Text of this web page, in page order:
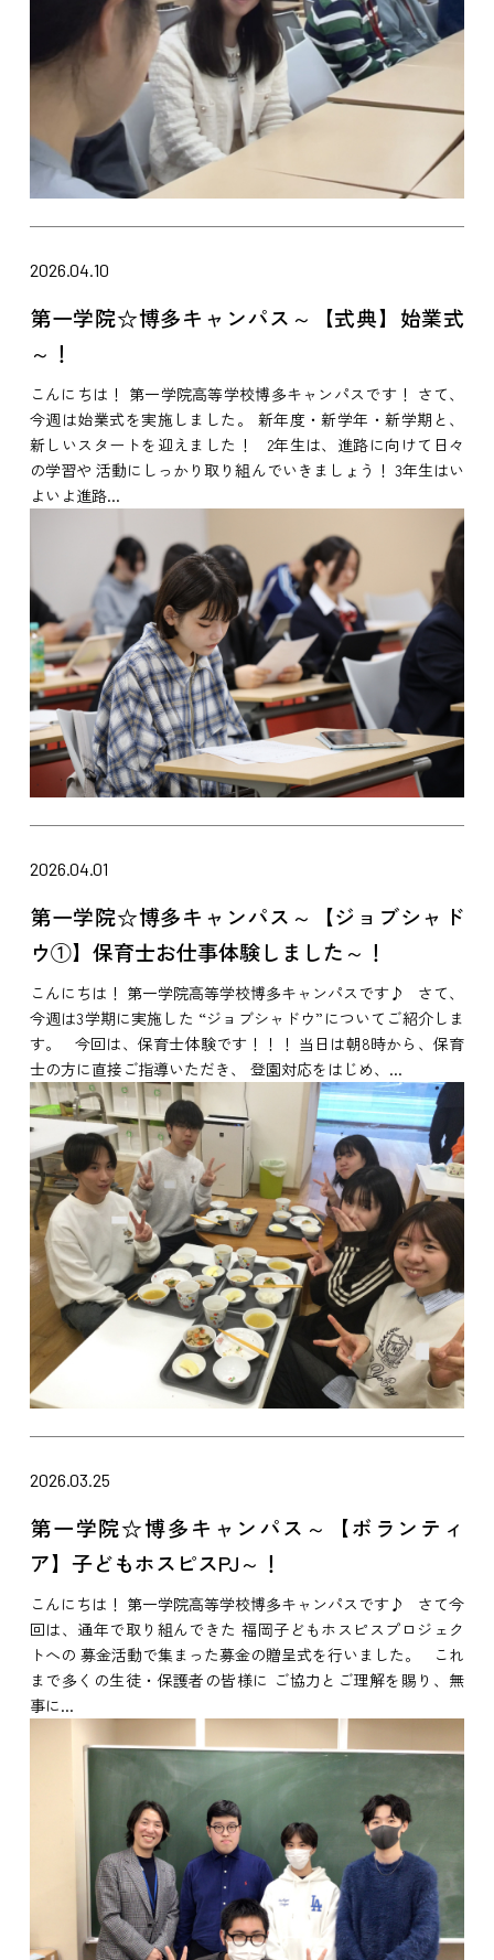
2026.04.10
第一学院☆博多キャンパス～【式典】始業式
～！
こんにちは！ 第一学院高等学校博多キャンパスです！ さて、
今週は始業式を実施しました。 新年度・新学年・新学期と、
新しいスタートを迎えました！ 2年生は、進路に向けて日々
の学習や 活動にしっかり取り組んでいきましょう！ 3年生はい
よいよ進路...
2026.04.01
第一学院☆博多キャンパス～【ジョブシャド
ウ①】保育士お仕事体験しました～！
こんにちは！ 第一学院高等学校博多キャンパスです♪ さて、
今週は3学期に実施した “ジョブシャドウ”についてご紹介しま
す。 今回は、保育士体験です！！！ 当日は朝8時から、保育
士の方に直接ご指導いただき、 登園対応をはじめ、...
2026.03.25
第一学院☆博多キャンパス～【ボランティ
ア】子どもホスピスPJ～！
こんにちは！ 第一学院高等学校博多キャンパスです♪ さて今
回は、通年で取り組んできた 福岡子どもホスピスプロジェク
トへの 募金活動で集まった募金の贈呈式を行いました。 これ
まで多くの生徒・保護者の皆様に ご協力とご理解を賜り、無
事に...